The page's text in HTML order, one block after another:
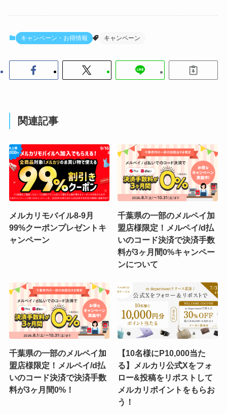
キャンペーン・お得情報 キャンペーン
関連記事
メルカリモバイル8-9月
99%クーポンプレゼントキ
ャンペーン
千葉県の一部のメルペイ加
盟店様限定！メルペイ/d払
いのコード決済で決済手数
料が3ヶ月間0%キャンペー
ンについて
千葉県の一部のメルペイ加
盟店様限定！メルペイ/d払
いのコード決済で決済手数
料が3ヶ月間0%！
【10名様にP10,000当た
る】メルカリ公式Xをフォ
ロー&投稿をリポストして
メルカリポイントをもらお
う！